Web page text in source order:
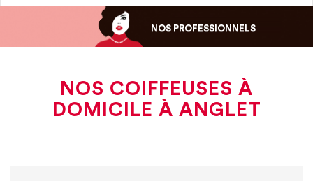
NOS PROFESSIONNELS
NOS COIFFEUSES À
DOMICILE À ANGLET